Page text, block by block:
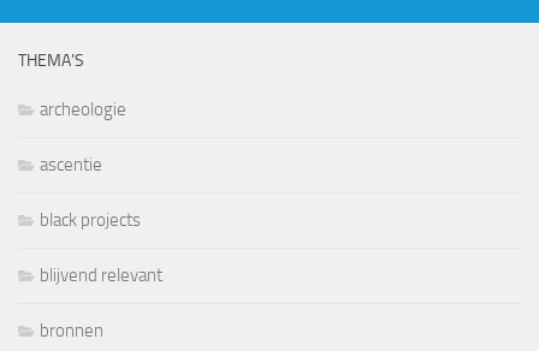
THEMA’S
archeologie
ascentie
black projects
blijvend relevant
bronnen